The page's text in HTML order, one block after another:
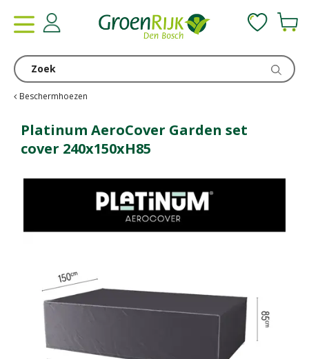
Beschermhoezen
Platinum AeroCover Garden set
cover 240x150xH85